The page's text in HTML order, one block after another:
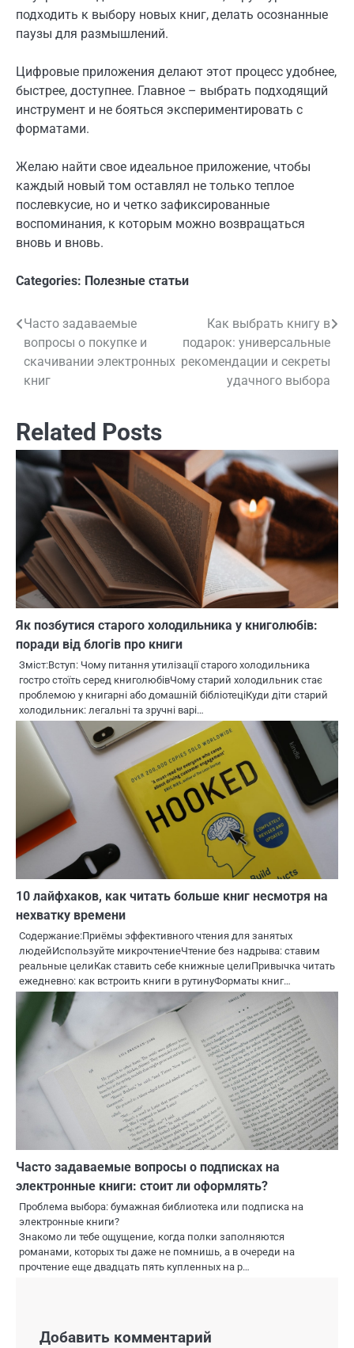
подходить к выбору новых книг, делать осознанные
паузы для размышлений.
Цифровые приложения делают этот процесс удобнее,
быстрее, доступнее. Главное – выбрать подходящий
инструмент и не бояться экспериментировать с
форматами.
Желаю найти свое идеальное приложение, чтобы
каждый новый том оставлял не только теплое
послевкусие, но и четко зафиксированные
воспоминания, к которым можно возвращаться
вновь и вновь.
Categories: Полезные статьи
Навигация
по
записям
Часто задаваемые
вопросы о покупке и
скачивании электронных
книг
Как выбрать книгу в
подарок: универсальные
рекомендации и секреты
удачного выбора
Related Posts
Як позбутися старого холодильника у книголюбів:
поради від блогів про книги
Зміст:Вступ: Чому питання утилізації старого холодильника
гостро стоїть серед книголюбівЧому старий холодильник стає
проблемою у книгарні або домашній бібліотеціКуди діти старий
холодильник: легальні та зручні варі…
10 лайфхаков, как читать больше книг несмотря на
нехватку времени
Содержание:Приёмы эффективного чтения для занятых
людейИспользуйте микрочтениеЧтение без надрыва: ставим
реальные целиКак ставить себе книжные целиПривычка читать
ежедневно: как встроить книги в рутинуФорматы книг…
Часто задаваемые вопросы о подписках на
электронные книги: стоит ли оформлять?
Проблема выбора: бумажная библиотека или подписка на
электронные книги?
Знакомо ли тебе ощущение, когда полки заполняются
романами, которых ты даже не помнишь, а в очереди на
прочтение еще двадцать пять купленных на р…
Добавить комментарий